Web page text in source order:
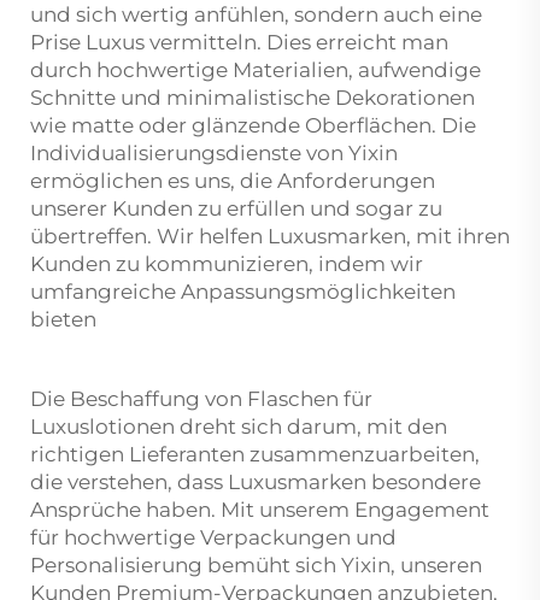
und sich wertig anfühlen, sondern auch eine
Prise Luxus vermitteln. Dies erreicht man
durch hochwertige Materialien, aufwendige
Schnitte und minimalistische Dekorationen
wie matte oder glänzende Oberflächen. Die
Individualisierungsdienste von Yixin
ermöglichen es uns, die Anforderungen
unserer Kunden zu erfüllen und sogar zu
übertreffen. Wir helfen Luxusmarken, mit ihren
Kunden zu kommunizieren, indem wir
umfangreiche Anpassungsmöglichkeiten
bieten
Die Beschaffung von Flaschen für
Luxuslotionen dreht sich darum, mit den
richtigen Lieferanten zusammenzuarbeiten,
die verstehen, dass Luxusmarken besondere
Ansprüche haben. Mit unserem Engagement
für hochwertige Verpackungen und
Personalisierung bemüht sich Yixin, unseren
Kunden Premium-Verpackungen anzubieten,